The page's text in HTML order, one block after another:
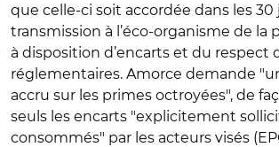
que celle-ci soit accordée dans les 30
transmission à l’éco-organisme de la
à disposition d’encarts et du respect
réglementaires. Amorce demande
accru sur les primes octroyées", de
seuls les encarts "explicitement
consommés" par les acteurs visés